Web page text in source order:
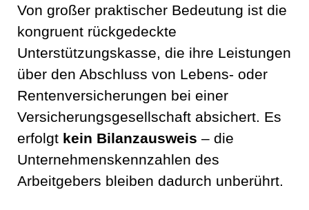
Von großer praktischer Bedeutung ist die
kongruent rückgedeckte
Unterstützungskasse, die ihre Leistungen
über den Abschluss von Lebens- oder
Rentenversicherungen bei einer
Versicherungsgesellschaft absichert. Es
erfolgt kein Bilanzausweis – die
Unternehmenskennzahlen des
Arbeitgebers bleiben dadurch unberührt.